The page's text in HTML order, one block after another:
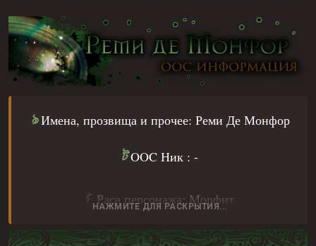
ঌИмена, прозвища и прочее: Реми Де Монфор
ট OOC Ник : -
ξ Раса персонажа: Морфит
২Возраст: 21
НАЖМИТЕ ДЛЯ РАСКРЫТИЯ...